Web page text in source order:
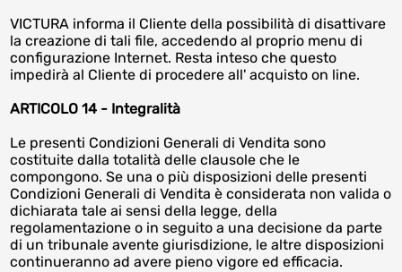
VICTURA informa il Cliente della possibilità di disattivare
la creazione di tali file, accedendo al proprio menu di
configurazione Internet. Resta inteso che questo
impedirà al Cliente di procedere all' acquisto on line.
ARTICOLO 14 - Integralità
Le presenti Condizioni Generali di Vendita sono
costituite dalla totalità delle clausole che le
compongono. Se una o più disposizioni delle presenti
Condizioni Generali di Vendita è considerata non valida o
dichiarata tale ai sensi della legge, della
regolamentazione o in seguito a una decisione da parte
di un tribunale avente giurisdizione, le altre disposizioni
continueranno ad avere pieno vigore ed efficacia.